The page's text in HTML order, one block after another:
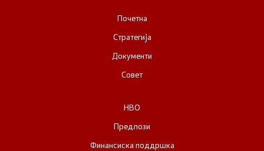
Почетна
Стратегија
Документи
Совет
НВО
Предлози
Финансиска поддршка